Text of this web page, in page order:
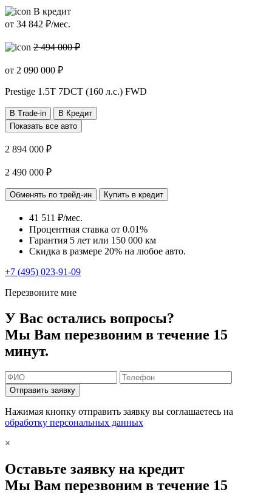
В кредит
от 34 842 ₽/мес.
2 494 000 ₽
от 2 090 000 ₽
Prestige 1.5T 7DCT (160 л.с.) FWD
В Trade-in
В Кредит
Показать все авто
2 894 000 ₽
2 490 000 ₽
Обменять по трейд-ин Купить в кредит
41 511 ₽/мес.
Процентная ставка от 0.01%
Гарантия 5 лет или 150 000 км
Скидка в размере 20% на любое авто.
+7 (495) 023-91-09
Перезвоните мне
У Вас остались вопросы?
Мы Вам перезвоним в течение 15
минут.
Отправить заявку
Нажимая кнопку отправить заявку вы соглашаетесь на
обработку персональных данных
×
Оставьте заявку на кредит
Мы Вам перезвоним в течение 15